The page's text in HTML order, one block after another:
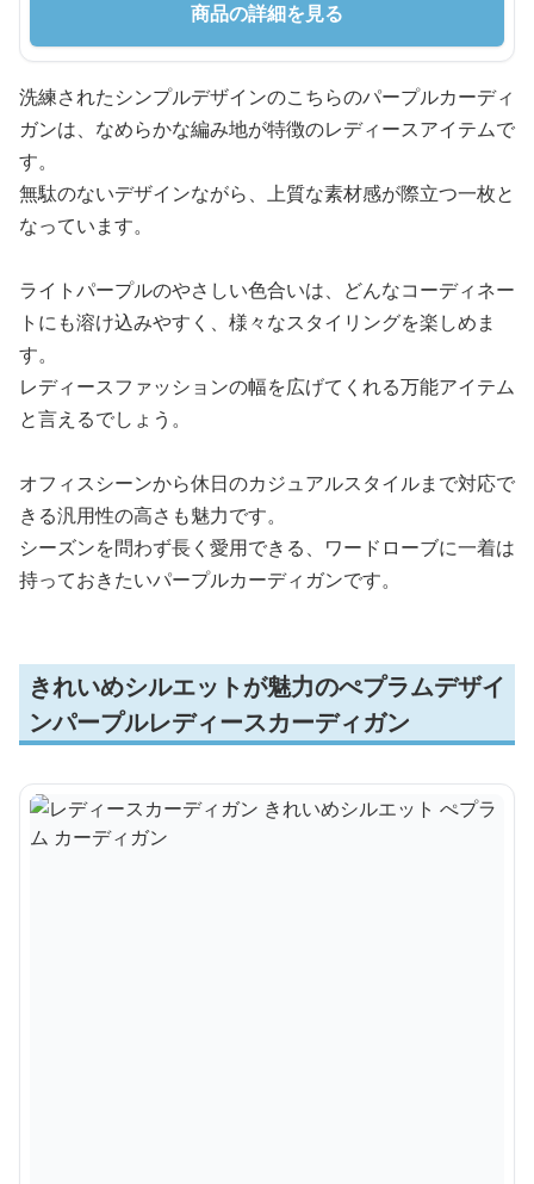
商品の詳細を見る
洗練されたシンプルデザインのこちらのパープルカーディ
ガンは、なめらかな編み地が特徴のレディースアイテムで
す。
無駄のないデザインながら、上質な素材感が際立つ一枚と
なっています。
ライトパープルのやさしい色合いは、どんなコーディネー
トにも溶け込みやすく、様々なスタイリングを楽しめま
す。
レディースファッションの幅を広げてくれる万能アイテム
と言えるでしょう。
オフィスシーンから休日のカジュアルスタイルまで対応で
きる汎用性の高さも魅力です。
シーズンを問わず長く愛用できる、ワードローブに一着は
持っておきたいパープルカーディガンです。
きれいめシルエットが魅力のぺプラムデザイ
ンパープルレディースカーディガン